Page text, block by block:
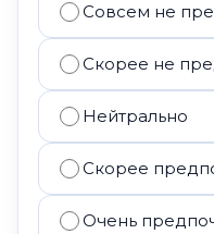
Совсем не
Скорее не
Нейтрально
Скорее
Очень